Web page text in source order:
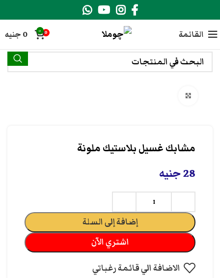
القائمة 0
0
0 جنيه
مشابك غسيل بلاستيك ملونة
28جنيه
إضافة إلى السلة
اشتري الآن
الاضافة الي قائمة رغباتي